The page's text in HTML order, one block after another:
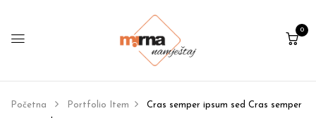
0
Početna Portfolio Item Cras semper ipsum sed Cras semper